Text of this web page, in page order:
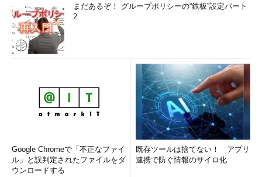
まだあるぞ！ グループポリシーの“鉄板”設定パート
2
Google Chromeで「不正なファイ
ル」と誤判定されたファイルをダ
ウンロードする
既存ツールは捨てない！ アプリ
連携で防ぐ情報のサイロ化